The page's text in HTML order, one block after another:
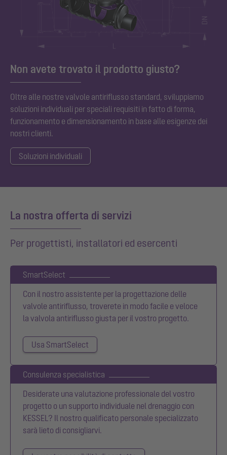
Non avete trovato il prodotto giusto?
Oltre alle nostre valvole antiriflusso standard, sviluppiamo
soluzioni individuali per speciali requisiti in fatto di forma,
funzionamento e dimensionamento in base alle esigenze dei
nostri clienti.
Soluzioni individuali
La nostra offerta di servizi
Per progettisti, installatori ed esercenti
SmartSelect
Con il nostro assistente per la progettazione delle
valvole antiriflusso, troverete in modo facile e veloce
la valvola antiriflusso giusta per il vostro progetto.
Usa SmartSelect
Consulenza specialistica
Desiderate una valutazione professionale del vostro
progetto o un supporto individuale nel drenaggio con
KESSEL? Il nostro qualificato personale specializzato
sarà lieto di consigliarvi.